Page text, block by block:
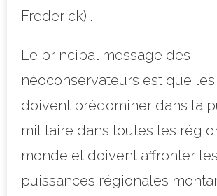
Frederick) .
Le principal message des
néoconservateurs est que
doivent prédominer dans la
militaire dans toutes les
monde et doivent affronter les
puissances régionales